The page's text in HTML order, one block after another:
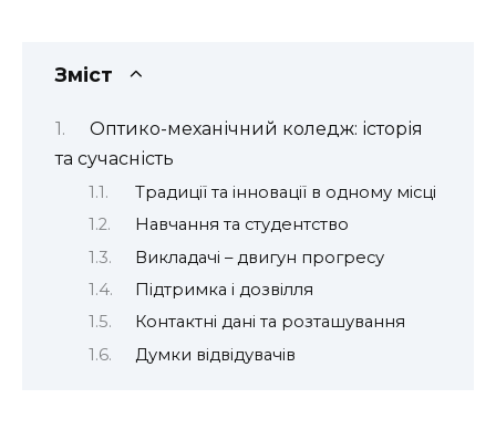
Зміст
Оптико-механічний коледж: історія
та сучасність
Традиції та інновації в одному місці
Навчання та студентство
Викладачі – двигун прогресу
Підтримка і дозвілля
Контактні дані та розташування
Думки відвідувачів